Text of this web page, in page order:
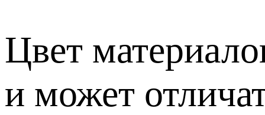
Цвет
и может